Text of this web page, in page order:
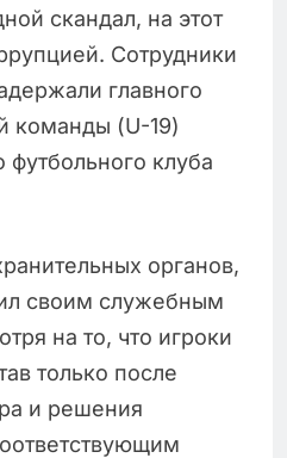
скандал, на этот
Сотрудники
главного
команды (U-19)
клуба
органов,
своим служебным
на то, что игроки
только после
и решения